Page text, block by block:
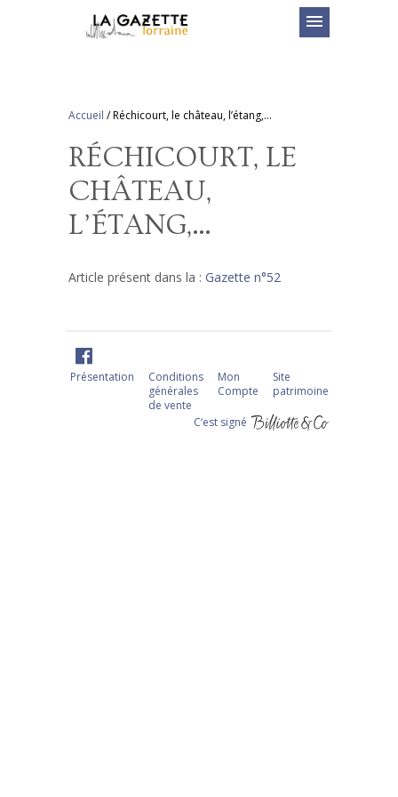
menu
Accueil /Réchicourt, le château, l’étang,…
RÉCHICOURT, LE
CHÂTEAU,
L’ÉTANG,…
Article présent dans la : Gazette n°52
Présentation
Conditions
générales
de vente
Mon
Compte
Site
patrimoine
C‘est signé